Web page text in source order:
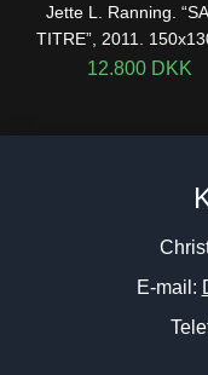
Jette L. Ranning.
TITRE”, 2011.
12.800 DKK
E-mail: